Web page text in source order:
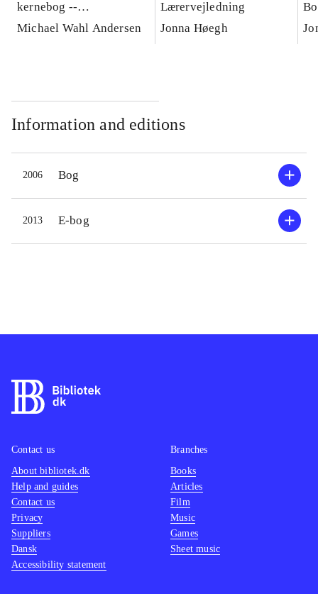
kernebog --
Lærervejledning
Michael Wahl Andersen
Lærervejledning
Jonna Høegh
Information and editions
2006 Bog
2013 E-bog
Contact us
About bibliotek.dk
Help and guides
Contact us
Privacy
Suppliers
Dansk
Accessibility statement
Branches
Books
Articles
Film
Music
Games
Sheet music